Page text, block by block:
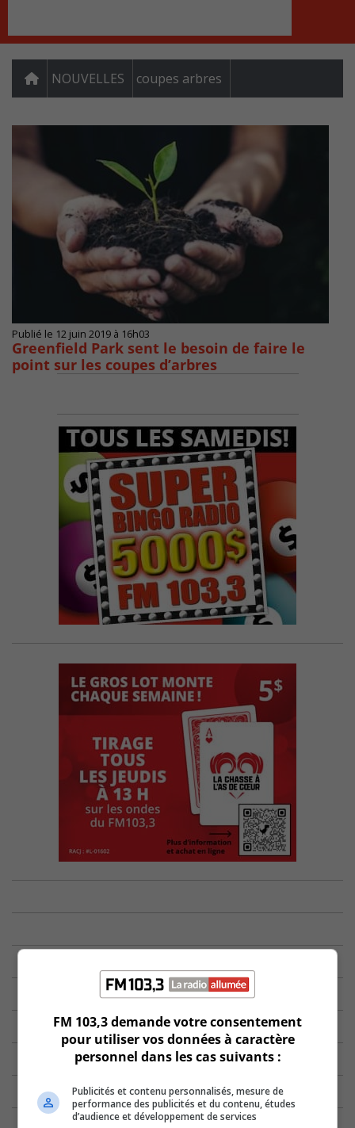
NOUVELLES coupes arbres
Publié le 12 juin 2019 à 16h03
Greenfield Park sent le besoin de faire le
point sur les coupes d’arbres
FM 103,3 demande votre consentement
pour utiliser vos données à caractère
personnel dans les cas suivants :
Publicités et contenu personnalisés, mesure de
performance des publicités et du contenu, études
d’audience et développement de services